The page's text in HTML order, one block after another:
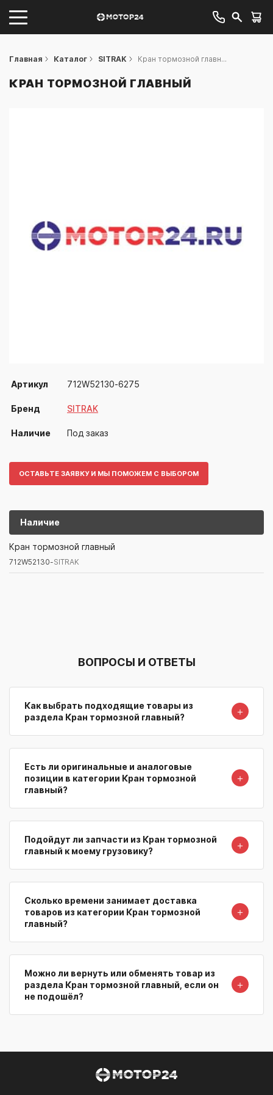
Главная Каталог SITRAK Кран тормозной главн...
КРАН ТОРМОЗНОЙ ГЛАВНЫЙ
Артикул 712W52130-6275
Бренд SITRAK
Наличие Под заказ
ОСТАВЬТЕ ЗАЯВКУ И МЫ ПОМОЖЕМ С ВЫБОРОМ
Наличие
Артикул/Бренд
712W52130-SITRAK
Кран тормозной главный
712W52130-SITRAK
ВОПРОСЫ И ОТВЕТЫ
Как выбрать подходящие товары из
раздела Кран тормозной главный?
＋
Есть ли оригинальные и аналоговые
позиции в категории Кран тормозной
главный?
＋
Подойдут ли запчасти из Кран тормозной
главный к моему грузовику?
＋
Сколько времени занимает доставка
товаров из категории Кран тормозной
главный?
＋
Можно ли вернуть или обменять товар из
раздела Кран тормозной главный, если он
не подошёл?
＋